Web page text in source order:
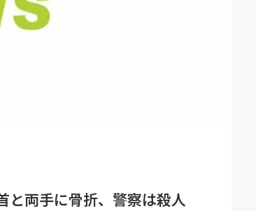
と両手に骨折、警察は殺人